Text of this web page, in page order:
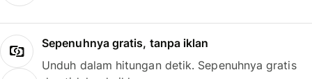
Sepenuhnya gratis, tanpa iklan
Unduh dalam hitungan detik. Sepenuhnya gratis